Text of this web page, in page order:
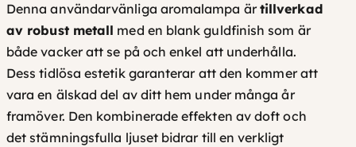
Denna användarvänliga aromalampa ärtillverkad
av robust metall med en blank guldfinish som är
både vacker att se på och enkel att underhålla.
Dess tidlösa estetik garanterar att den kommer att
vara en älskad del av ditt hem under många år
framöver. Den kombinerade effekten av doft och
det stämningsfulla ljuset bidrar till en verkligt